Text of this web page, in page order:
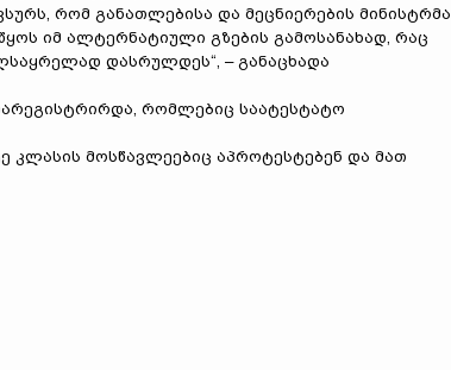
რომ განათლებისა და მეცნიერების მინისტრმა
იმ ალტერნატიული გზების გამოსანახად, რაც
დასრულდეს“, – განაცხადა
რომლებიც საატესტატო
მოსწავლეებიც აპროტესტებენ და მათ